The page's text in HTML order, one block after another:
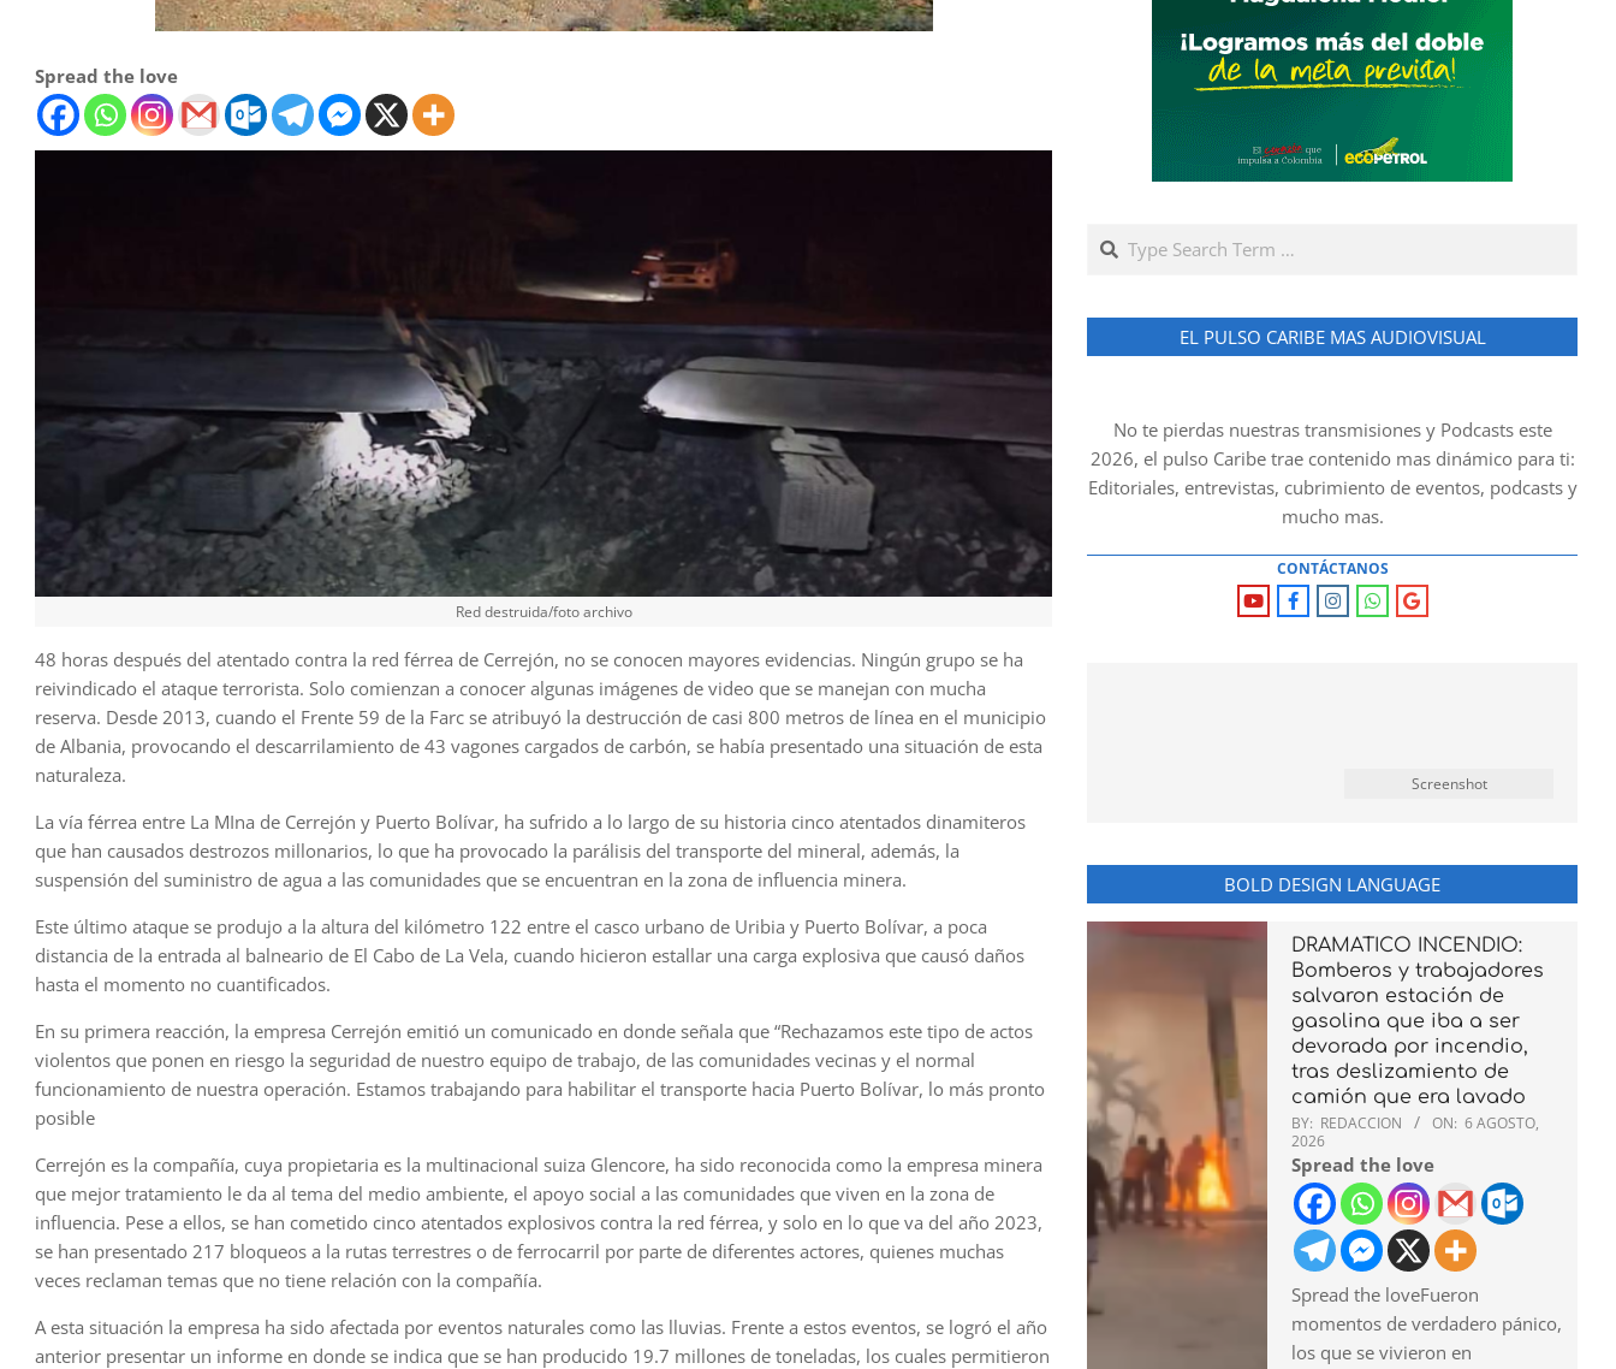
Spread the love
Red destruida/foto archivo
48 horas después del atentado contra la red férrea de Cerrejón, no se conocen mayores evidencias. Ningún grupo se ha
reivindicado el ataque terrorista. Solo comienzan a conocer algunas imágenes de video que se manejan con mucha
reserva. Desde 2013, cuando el Frente 59 de la Farc se atribuyó la destrucción de casi 800 metros de línea en el municipio
de Albania, provocando el descarrilamiento de 43 vagones cargados de carbón, se había presentado una situación de esta
naturaleza.
La vía férrea entre La MIna de Cerrejón y Puerto Bolívar, ha sufrido a lo largo de su historia cinco atentados dinamiteros
que han causados destrozos millonarios, lo que ha provocado la parálisis del transporte del mineral, además, la
suspensión del suministro de agua a las comunidades que se encuentran en la zona de influencia minera.
Este último ataque se produjo a la altura del kilómetro 122 entre el casco urbano de Uribia y Puerto Bolívar, a poca
distancia de la entrada al balneario de El Cabo de La Vela, cuando hicieron estallar una carga explosiva que causó daños
hasta el momento no cuantificados.
En su primera reacción, la empresa Cerrejón emitió un comunicado en donde señala que “Rechazamos este tipo de actos
violentos que ponen en riesgo la seguridad de nuestro equipo de trabajo, de las comunidades vecinas y el normal
funcionamiento de nuestra operación. Estamos trabajando para habilitar el transporte hacia Puerto Bolívar, lo más pronto
posible
Cerrejón es la compañía, cuya propietaria es la multinacional suiza Glencore, ha sido reconocida como la empresa minera
que mejor tratamiento le da al tema del medio ambiente, el apoyo social a las comunidades que viven en la zona de
influencia. Pese a ellos, se han cometido cinco atentados explosivos contra la red férrea, y solo en lo que va del año 2023,
se han presentado 217 bloqueos a la rutas terrestres o de ferrocarril por parte de diferentes actores, quienes muchas
veces reclaman temas que no tiene relación con la compañía.
A esta situación la empresa ha sido afectada por eventos naturales como las lluvias. Frente a estos eventos, se logró el año
anterior presentar un informe en donde se indica que se han producido 19.7 millones de toneladas, los cuales permitieron
Search
EL PULSO CARIBE MAS AUDIOVISUAL
No te pierdas nuestras transmisiones y Podcasts este
2026, el pulso Caribe trae contenido mas dinámico para ti:
Editoriales, entrevistas, cubrimiento de eventos, podcasts y
mucho mas.
CONTÁCTANOS
Screenshot
BOLD DESIGN LANGUAGE
DRAMATICO INCENDIO:
Bomberos y trabajadores
salvaron estación de
gasolina que iba a ser
devorada por incendio,
tras deslizamiento de
camión que era lavado
BY: REDACCION ON: 6 AGOSTO,
2026
Spread the love
Spread the loveFueron
momentos de verdadero pánico,
los que se vivieron en